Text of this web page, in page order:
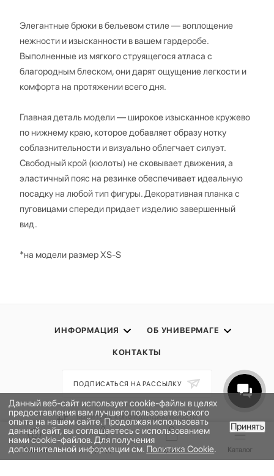
В КОРЗИНУ
Элегантные брюки в бельевом стиле — воплощение
нежности и изысканности в вашем гардеробе.
Выполненные из мягкого струящегося атласа с
благородным блеском, они дарят ощущение легкости и
комфорта на протяжении всего дня.
Главная деталь модели — широкое изысканное кружево
по нижнему краю, которое добавляет образу нотку
соблазнительности и визуально облегчает силуэт.
Свободный крой (кюлоты) не сковывает движения, а
эластичный пояс на резинке обеспечивает идеальную
посадку на любой тип фигуры. Декоративная планка с
пуговицами спереди придает изделию завершенный
вид.
*на модели размер XS-S
ИНФОРМАЦИЯ ОБ УНИВЕРМАГЕ
КОНТАКТЫ
НАШЕ ПРИЛОЖЕНИЕ
ПОДПИСАТЬСЯ НА РАССЫЛКУ
ПОЛИТИКА КОНФИДЕНЦИАЛЬНОСТИ
ПУБЛИЧНАЯ ОФЕРТА
ПРОГРАММА ЛОЯЛЬНОСТИ
Данный веб-сайт использует cookie-файлы в целях
предоставления вам лучшего пользовательского
опыта на нашем сайте. Продолжая использовать
данный сайт, вы соглашаетесь с использованием
нами cookie-файлов. Для получения
дополнительной информации см. Политика Cookie.
Принять
Главная Бренды Корзина Каталог